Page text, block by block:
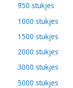
950 stukjes
1000 stukjes
1500 stukjes
2000 stukjes
3000 stukjes
5000 stukjes